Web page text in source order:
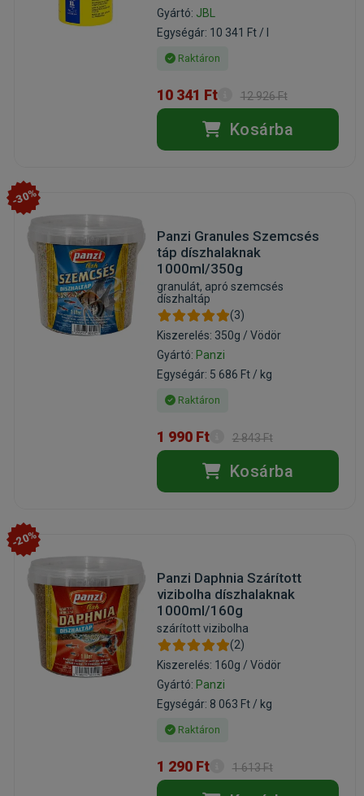
Gyártó: JBL
Egységár: 10 341 Ft / l
Raktáron
10 341 Ft 12 926 Ft
Kosárba
-30%
Panzi Granules Szemcsés
táp díszhalaknak
1000ml/350g
granulát, apró szemcsés
díszhaltáp
(3)
Kiszerelés: 350g / Vödör
Gyártó: Panzi
Egységár: 5 686 Ft / kg
Raktáron
1 990 Ft 2 843 Ft
Kosárba
-20%
Panzi Daphnia Szárított
vizibolha díszhalaknak
1000ml/160g
szárított vizibolha
(2)
Kiszerelés: 160g / Vödör
Gyártó: Panzi
Egységár: 8 063 Ft / kg
Raktáron
1 290 Ft 1 613 Ft